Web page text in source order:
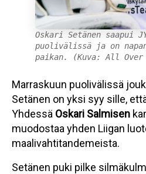
Oskari Setänen saapui
puolivälissä ja on
paikan. (Kuva: All Over
Marraskuun puolivälissä
Setänen on yksi syy sille,
Yhdessä Oskari Salmisen
muodostaa yhden Liigan
maalivahtitandemeista.
Setänen puki pilke